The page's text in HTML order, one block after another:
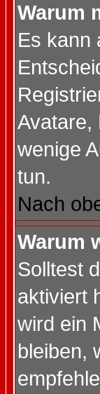
Warum
Es kann
Avatare,
wenige
tun.
Nach
Warum
Solltest
aktiviert
wird ein
bleiben,